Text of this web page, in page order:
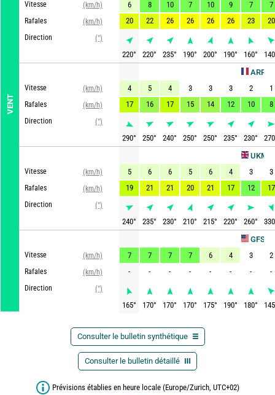
VENT
Vitesse
(km/h)
Rafales
(km/h)
Direction
(°)
ARPEGE
Vitesse
(km/h)
Rafales
(km/h)
Direction
(°)
UKMO
Vitesse
(km/h)
Rafales
(km/h)
Direction
(°)
Vitesse
(km/h)
Rafales
(km/h)
Direction
(°)
6 8 10 7 10 9 7
7
20
22 26 26 26 26 23 20
220° 220° 235° 190° 200° 190° 160° 140
4 5 4 3 3 3 2
1
17
16 17 15 14 12 10 8
290° 250° 240° 250° 250° 235° 230° 270
5 6 6 5 6 4 3
3
19
21 21 20 21 17 12 17
240° 235° 230° 210° 215° 220° 260° 330
7 7 7 7 6 4 3
2
-
- - - - - - -
165° 170° 170° 170° 175° 190° 180° 145
Consulter le bulletin synthétique
Consulter le bulletin détaillé
Prévisions établies en heure locale (Europe/Zurich, UTC+02)